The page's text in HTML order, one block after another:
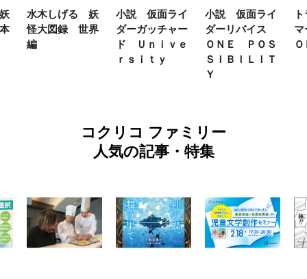
小説 仮面ライ
ダーガッチャー
ド Ｕｎｉｖｅ
小説 仮面ライ
ダーリバイス
ＯＮＥ ＰＯＳ
ＳＩＢＩＬＩＴ
トランスフォー
マーＦＡＮＢＯ
ＯＫ２０２６
コクリコ ファミリー
人気の記事・特集